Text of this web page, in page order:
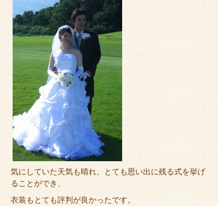
ブログ
ご利用の流れ
今月のオススメ衣装
成人式特設ページ
お問い合わせ
お客様の声
プライバシーポリシー
サイトマップ
気にしていた天気も晴れ、とても思い出に残る式を挙げ
ることができ、
衣装もとても評判が良かったです。